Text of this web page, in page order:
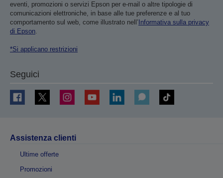
eventi, promozioni o servizi Epson per e-mail o altre tipologie di
comunicazioni elettroniche, in base alle tue preferenze e al tuo
comportamento sul web, come illustrato nell’ Informativa sulla privacy
di Epson.
*Si applicano restrizioni
Seguici
Assistenza clienti
Ultime offerte
Promozioni